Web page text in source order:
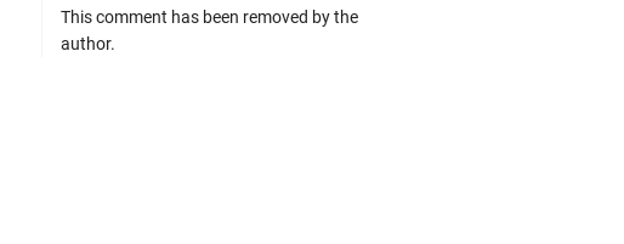
This comment has been removed by the
author.